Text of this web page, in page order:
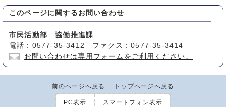
このページに関する お問い合わせ
市民活動部 協働推進課
電話：0577-35-3412 ファクス：0577-35-3414
お問い合わせは専用フォームをご利用ください。
前のページへ戻る トップページへ戻る
PC表示 スマートフォン表示